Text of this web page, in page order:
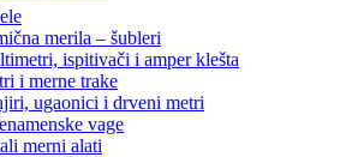
merila – šubleri
ispitivači i amper klešta
i merne trake
ugaonici i drveni metri
vage
merni alati